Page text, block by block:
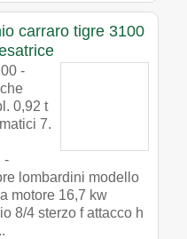
carraro tigre 3100
-
0,92 t
7.
-
lombardini modello
motore 16,7 kw
8/4 sterzo f attacco h